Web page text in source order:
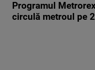
Programul
circulă metroul pe